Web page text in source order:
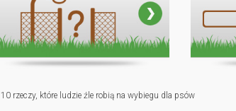
10 rzeczy, które ludzie źle robią na wybiegu dla psów